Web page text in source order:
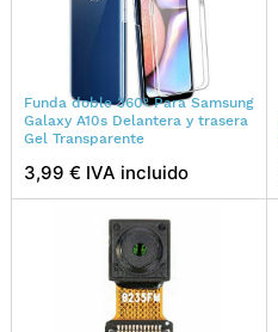
Funda doble 360º Para Samsung
Galaxy A10s Delantera y trasera
Gel Transparente
3,99 € IVA incluido